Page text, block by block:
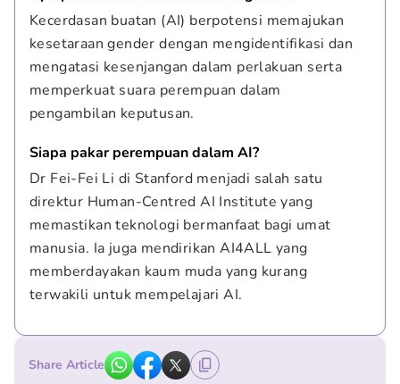
Kecerdasan buatan (AI) berpotensi memajukan
kesetaraan gender dengan mengidentifikasi dan
mengatasi kesenjangan dalam perlakuan serta
memperkuat suara perempuan dalam
pengambilan keputusan.
Siapa pakar perempuan dalam AI?
Dr Fei-Fei Li di Stanford menjadi salah satu
direktur Human-Centred AI Institute yang
memastikan teknologi bermanfaat bagi umat
manusia. Ia juga mendirikan AI4ALL yang
memberdayakan kaum muda yang kurang
terwakili untuk mempelajari AI.
Share Article